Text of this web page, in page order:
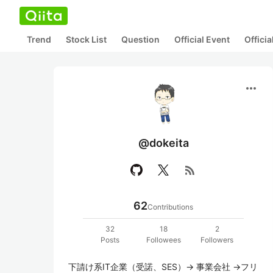
Trend Stock List Question Official Event
more_horiz
@dokeita
rss_feed
62Contributions
32
Posts
18
Followees
2
Followers
下請け系IT企業（受諾、SES）→ 事業会社 →フリ